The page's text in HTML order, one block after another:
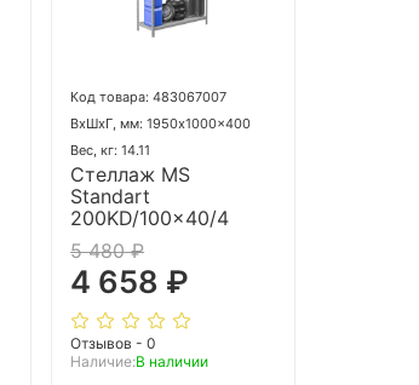
Код товара: 483067007
ВхШхГ, мм: 1950x1000x400
Вес, кг: 14.11
Стеллаж MS
Standart
200KD/100x40/4
5 480 ₽
4 658 ₽
Отзывов - 0
Наличие:В наличии